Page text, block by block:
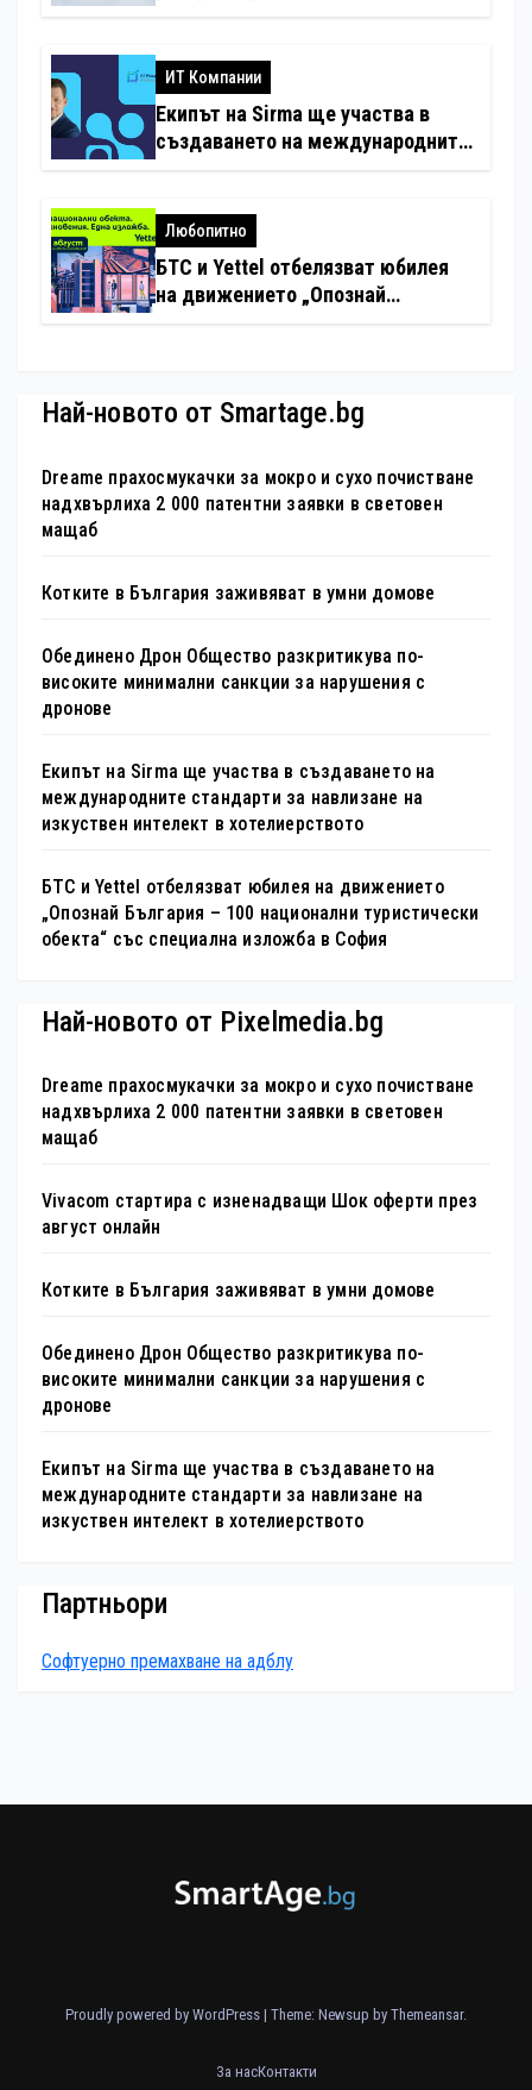
ИТ Компании
Екипът на Sirma ще участва в
създаването на международните
хотелиерството
Любопитно
БТС и Yettel отбелязват юбилея
на движението „Опознай
Най-новото от Smartage.bg
Dreame прахосмукачки за мокро и сухо почистване
надхвърлиха 2 000 патентни заявки в световен
мащаб
Котките в България заживяват в умни домове
Обединено Дрон Общество разкритикува по-
високите минимални санкции за нарушения с
дронове
Екипът на Sirma ще участва в създаването на
международните стандарти за навлизане на
изкуствен интелект в хотелиерството
БТС и Yettel отбелязват юбилея на движението
„Опознай България – 100 национални туристически
обекта“ със специална изложба в София
Най-новото от Pixelmedia.bg
Dreame прахосмукачки за мокро и сухо почистване
надхвърлиха 2 000 патентни заявки в световен
мащаб
Vivacom стартира с изненадващи Шок оферти през
август онлайн
Котките в България заживяват в умни домове
Обединено Дрон Общество разкритикува по-
високите минимални санкции за нарушения с
дронове
Екипът на Sirma ще участва в създаването на
международните стандарти за навлизане на
изкуствен интелект в хотелиерството
Партньори
Софтуерно премахване на адблу
Proudly powered by WordPress | Theme: Newsup by Themeansar.
За насКонтакти